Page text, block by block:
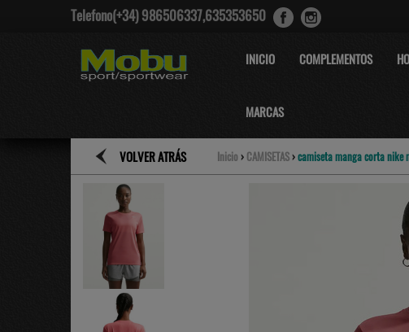
Telefono(+34) 986506337,635353650
INICIO COMPLEMENTOS
MARCAS
VOLVER ATRÁS Inicio › CAMISETAS ›camiseta manga corta nike